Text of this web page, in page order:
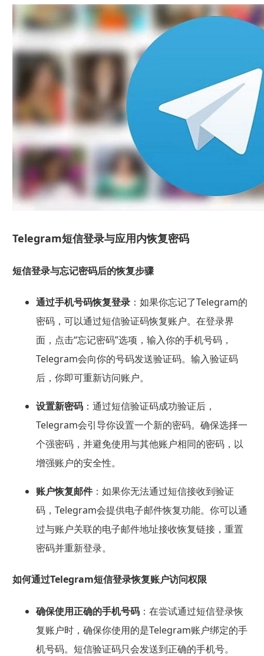
Telegram短信登录与应用内恢复密码
短信登录与忘记密码后的恢复步骤
通过手机号码恢复登录：如果你忘记了Telegram的
密码，可以通过短信验证码恢复账户。在登录界
面，点击“忘记密码”选项，输入你的手机号码，
Telegram会向你的号码发送验证码。输入验证码
后，你即可重新访问账户。
设置新密码：通过短信验证码成功验证后，
Telegram会引导你设置一个新的密码。确保选择一
个强密码，并避免使用与其他账户相同的密码，以
增强账户的安全性。
账户恢复邮件：如果你无法通过短信接收到验证
码，Telegram会提供电子邮件恢复功能。你可以通
过与账户关联的电子邮件地址接收恢复链接，重置
密码并重新登录。
如何通过Telegram短信登录恢复账户访问权限
确保使用正确的手机号码：在尝试通过短信登录恢
复账户时，确保你使用的是Telegram账户绑定的手
机号码。短信验证码只会发送到正确的手机号。